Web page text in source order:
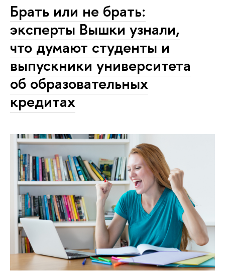
Брать или не брать:
эксперты Вышки узнали,
что думают студенты и
выпускники университета
об образовательных
кредитах